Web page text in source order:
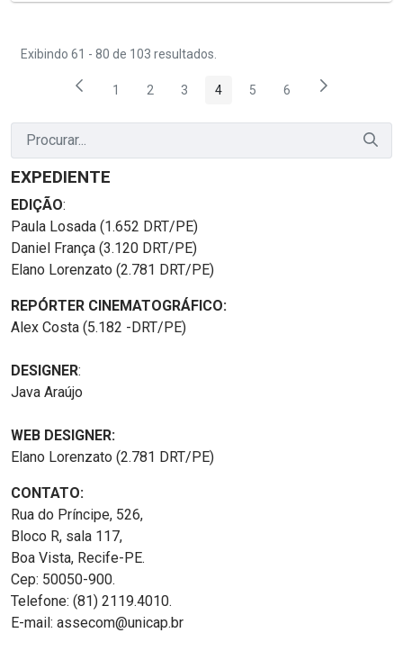
Exibindo 61 - 80 de 103 resultados.
Página
1 Página
2 Página
3 Página
4 Página
5 Página
6
EXPEDIENTE
EDIÇÃO:
Paula Losada (1.652 DRT/PE)
Daniel França (3.120 DRT/PE)
Elano Lorenzato (2.781 DRT/PE)
REPÓRTER CINEMATOGRÁFICO:
Alex Costa (5.182 -DRT/PE)
DESIGNER:
Java Araújo
WEB DESIGNER:
Elano Lorenzato (2.781 DRT/PE)
CONTATO:
Rua do Príncipe, 526,
Bloco R, sala 117,
Boa Vista, Recife-PE.
Cep: 50050-900.
Telefone: (81) 2119.4010.
E-mail: assecom@unicap.br